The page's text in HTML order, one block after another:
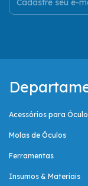
Acessórios para
Molas de Óculos
Ferramentas
Insumos & Materiais